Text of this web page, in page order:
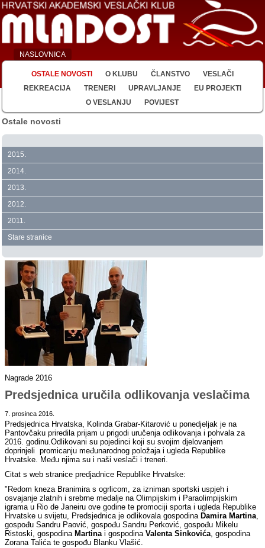
NASLOVNICA
OSTALE NOVOSTI O KLUBU ČLANSTVO
VESLAČI
REKREACIJA
TRENERI UPRAVLJANJE
EU PROJEKTI
O VESLANJU
POVIJEST
Ostale novosti
2015.
2014.
2013.
2012.
2011.
Stare stranice
Nagrade 2016
Predsjednica uručila odlikovanja veslačima
7. prosinca 2016.
Predsjednica Hrvatska, Kolinda Grabar-Kitarović u ponedjeljak je na
Pantovčaku priredila prijam u prigodi uručenja odlikovanja i pohvala za
2016. godinu.Odlikovani su pojedinci koji su svojim djelovanjem
doprinjeli promicanju međunarodnog položaja i ugleda Republike
Hrvatske. Među njima su i naši veslači i treneri.
Citat s web stranice predjadnice Republike Hrvatske:
"Redom kneza Branimira s ogrlicom, za izniman sportski uspjeh i
osvajanje zlatnih i srebrne medalje na Olimpijskim i Paraolimpijskim
igrama u Rio de Janeiru ove godine te promociji sporta i ugleda Republike
Hrvatske u svijetu, Predsjednica je odlikovala gospodinaDamira Martina,
gospođu Sandru Paović, gospođu Sandru Perković, gospođu Mikelu
Ristoski, gospodina Martinai gospodinaValenta Sinkovića, gospodina
Zorana Talića te gospođu Blanku Vlašić.